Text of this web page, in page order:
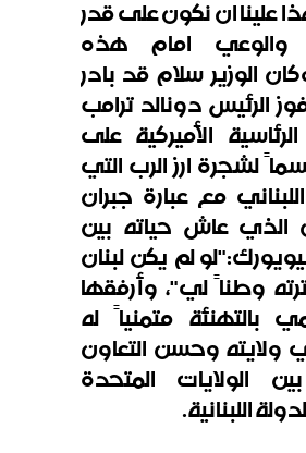
علينا ان نكون على قدر
والوعي امام هذه
الوزير سلام قد بادر
الرئيس دونالد ترامب
الرئاسية الأميركية على
لشجرة ارز الرب التي
مع عبارة جبران
الذي عاش حياته بين
:"لو لم يكن لبنان
وطناً لي"، وأرفقها
بالتهنئة متمنياً له
ولايته وحسن التعاون
بين الولايات المتحدة
اللبنانية.